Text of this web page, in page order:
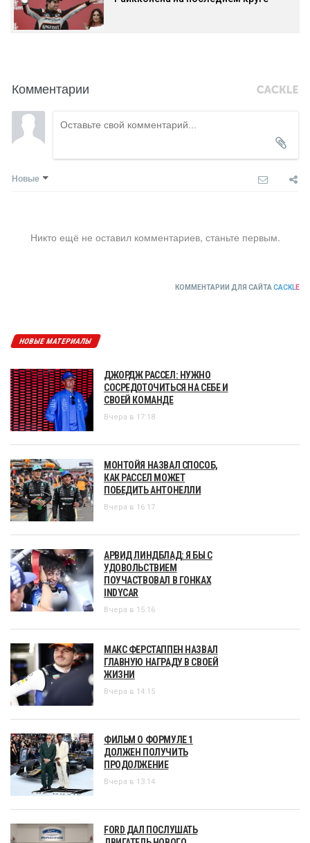
Комментарии
Новые
Никто ещё не оставил комментариев, станьте первым.
КОММЕНТАРИИ ДЛЯ САЙТА CACKLE
НОВЫЕ МАТЕРИАЛЫ
ДЖОРДЖ РАССЕЛ: НУЖНО
СОСРЕДОТОЧИТЬСЯ НА СЕБЕ И
СВОЕЙ КОМАНДЕ
Вчера в 17:18
МОНТОЙЯ НАЗВАЛ СПОСОБ,
КАК РАССЕЛ МОЖЕТ
ПОБЕДИТЬ АНТОНЕЛЛИ
Вчера в 16:17
АРВИД ЛИНДБЛАД: Я БЫ С
УДОВОЛЬСТВИЕМ
ПОУЧАСТВОВАЛ В ГОНКАХ
INDYCAR
Вчера в 15:16
МАКС ФЕРСТАППЕН НАЗВАЛ
ГЛАВНУЮ НАГРАДУ В СВОЕЙ
ЖИЗНИ
Вчера в 14:15
ФИЛЬМ О ФОРМУЛЕ 1
ДОЛЖЕН ПОЛУЧИТЬ
ПРОДОЛЖЕНИЕ
Вчера в 13:14
FORD ДАЛ ПОСЛУШАТЬ